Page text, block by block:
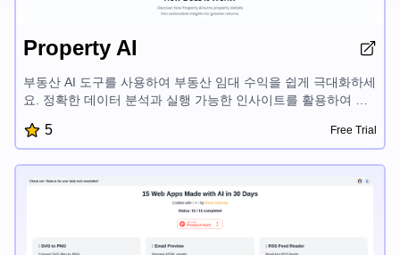
Property AI
부동산 AI 도구를 사용하여 부동산 임대 수익을 쉽게 극대화하세
요. 정확한 데이터 분석과 실행 가능한 인사이트를 활용하여 알
수익 증대를 위한 맞춤형 조언을 받으세요. AI 기반 부동산 인사
이트의 힘을 발휘하여 부동산 시장에서 더 큰 성공을 거두세요.
5 Free Trial